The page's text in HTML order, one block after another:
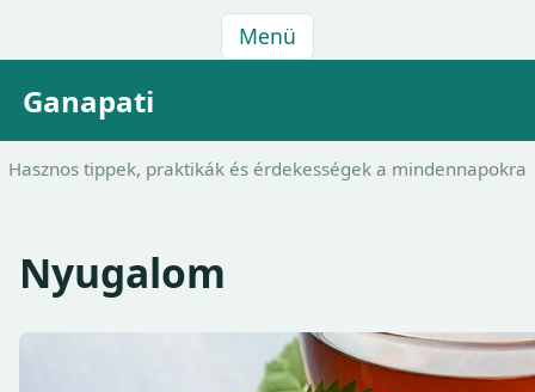
Menü
Ganapati
Hasznos tippek, praktikák és érdekességek a mindennapokra
Nyugalom